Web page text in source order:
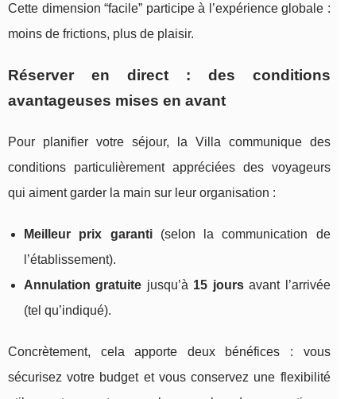
Cette dimension “facile” participe à l’expérience globale :
moins de frictions, plus de plaisir.
Réserver en direct : des conditions
avantageuses mises en avant
Pour planifier votre séjour, la Villa communique des
conditions particulièrement appréciées des voyageurs
qui aiment garder la main sur leur organisation :
Meilleur prix garanti(selon la communication de
l’établissement).
Annulation gratuite jusqu’à 15 joursavant l’arrivée
(tel qu’indiqué).
Concrètement, cela apporte deux bénéfices : vous
sécurisez votre budget et vous conservez une flexibilité